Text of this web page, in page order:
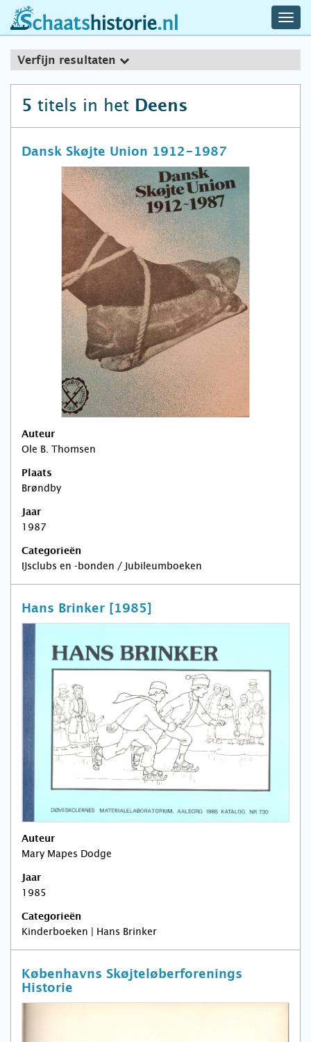
schaatshistorie.nl
Verfijn resultaten
5 titels in het Deens
Dansk Skøjte Union 1912-1987
Auteur
Ole B. Thomsen
Plaats
Brøndby
Jaar
1987
Categorieën
IJsclubs en -bonden / Jubileumboeken
Hans Brinker [1985]
Auteur
Mary Mapes Dodge
Jaar
1985
Categorieën
Kinderboeken | Hans Brinker
Københavns Skøjteløberforenings
Historie